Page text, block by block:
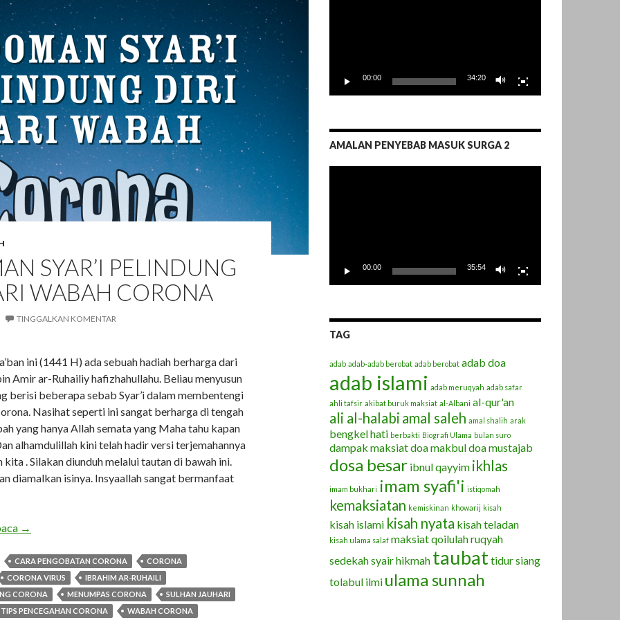
SYAR’I PELINDUNG
WABAH CORONA
TINGGALKAN KOMENTAR
ini (1441 H) ada sebuah hadiah berharga dari
Amir ar-Ruhailiy hafizhahullahu. Beliau menyusun
berisi beberapa sebab Syar’i dalam membentengi
Nasihat seperti ini sangat berharga di tengah
yang hanya Allah semata yang Maha tahu kapan
alhamdulillah kini telah hadir versi terjemahannya
. Silakan diunduh melalui tautan di bawah ini.
diamalkan isinya. Insyaallah sangat bermanfaat
Pedoman syar’i pelindung diri dari wabah corona
→
CARA PENGOBATAN CORONA
CORONA
CORONA VIRUS
IBRAHIM AR-RUHAILI
CORONA
MENUMPAS CORONA
SULHAN JAUHARI
TIPS PENCEGAHAN CORONA
WABAH CORONA
00:00 34:20
AMALAN PENYEBAB MASUK SURGA 2
00:00 35:54
TAG
adab adab-adab berobat adab berobat adab doa
adab islami adab meruqyah adab safar
ahli tafsir akibat buruk maksiat al-Albani al-qur'an
ali al-halabi amal saleh amal shalih arak
bengkel hati berbakti Biografi Ulama bulan suro
dampak maksiatdoa makbuldoa mustajab
dosa besar ibnul qayyim ikhlas
imam bukhari imam syafi'i istiqomah
kemaksiatan kemiskinan khowarij kisah
kisah islami kisah nyata kisah teladan
kisah ulama salaf maksiatqoilulahruqyah
sedekahsyair hikmah taubattidur siang
tolabul ilmi ulama sunnah